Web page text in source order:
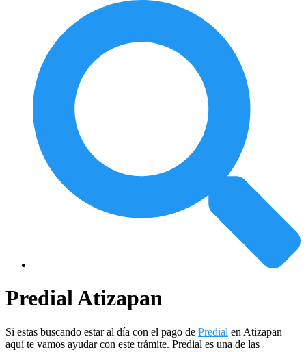
Predial Atizapan
Si estas buscando estar al día con el pago de Predial en Atizapan
aquí te vamos ayudar con este trámite. Predial es una de las